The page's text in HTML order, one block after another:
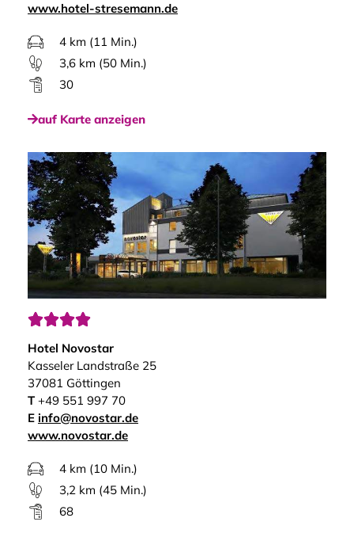
www.hotel-stresemann.de
4 km (11 Min.)
3,6 km (50 Min.)
30
auf Karte anzeigen

Hotel Novostar
Kasseler Landstraße 25
37081 Göttingen
T+49 551 997 70
E info@novostar.de
www.novostar.de
4 km (10 Min.)
3,2 km (45 Min.)
68